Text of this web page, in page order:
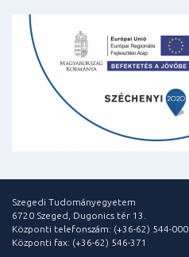
Szegedi Tudományegyetem
6720 Szeged, Dugonics tér 13.
Központi telefonszám: (+36-62) 544-000
Központi fax: (+36-62) 546-371